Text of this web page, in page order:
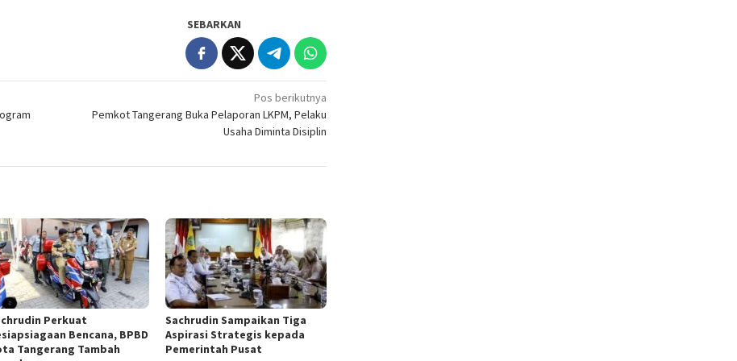
SEBARKAN
Pos berikutnya
Pemkot Tangerang Buka Pelaporan LKPM, Pelaku
Usaha Diminta Disiplin
Perkuat
Bencana, BPBD
Tangerang Tambah
Sachrudin Sampaikan Tiga
Aspirasi Strategis kepada
Pemerintah Pusat